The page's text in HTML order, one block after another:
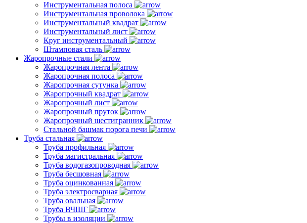
Инструментальная полоса
Инструментальная проволока
Инструментальный квадрат
Инструментальный лист
Круг инструментальный
Штамповая сталь
Жаропрочные стали
Жаропрочная лента
Жаропрочная полоса
Жаропрочная сутунка
Жаропрочный квадрат
Жаропрочный лист
Жаропрочный пруток
Жаропрочный шестигранник
Стальной башмак порога печи
Труба стальная
Труба профильная
Труба магистральная
Труба водогазопроводная
Труба бесшовная
Труба оцинкованная
Труба электросварная
Труба овальная
Труба ВЧШГ
Трубы в изоляции